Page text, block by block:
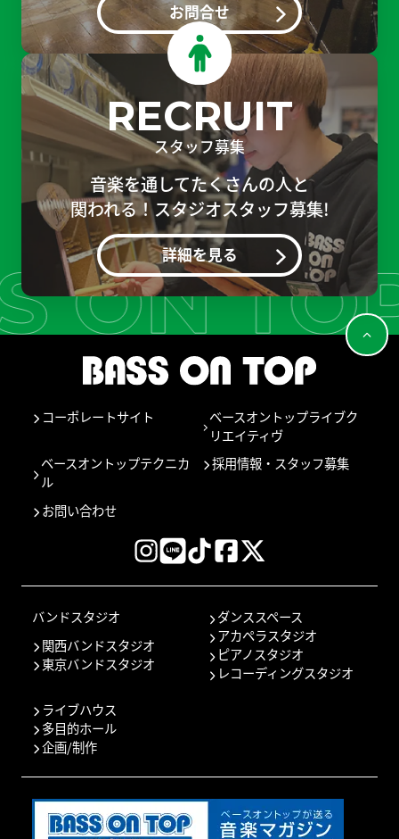
お問合せ
RECRUIT
スタッフ募集
音楽を通してたくさんの人と
関われる！スタジオスタッフ募集!
詳細を見る
コーポレートサイト
ベースオントップライブク
リエイティヴ
ベースオントップテクニカ
ル
採用情報・スタッフ募集
お問い合わせ
バンドスタジオ
関西バンドスタジオ
東京バンドスタジオ
ダンススペース
アカペラスタジオ
ピアノスタジオ
レコーディングスタジオ
ライブハウス
多目的ホール
企画/制作